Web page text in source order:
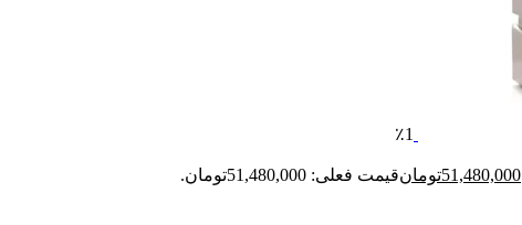
٪1
51,480,000تومانقیمت فعلی: 51,480,000تومان.